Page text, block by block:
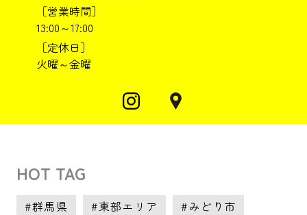
［営業時間］
13:00～17:00
［定休日］
火曜～金曜
HOT TAG
群馬県 東部エリア みどり市